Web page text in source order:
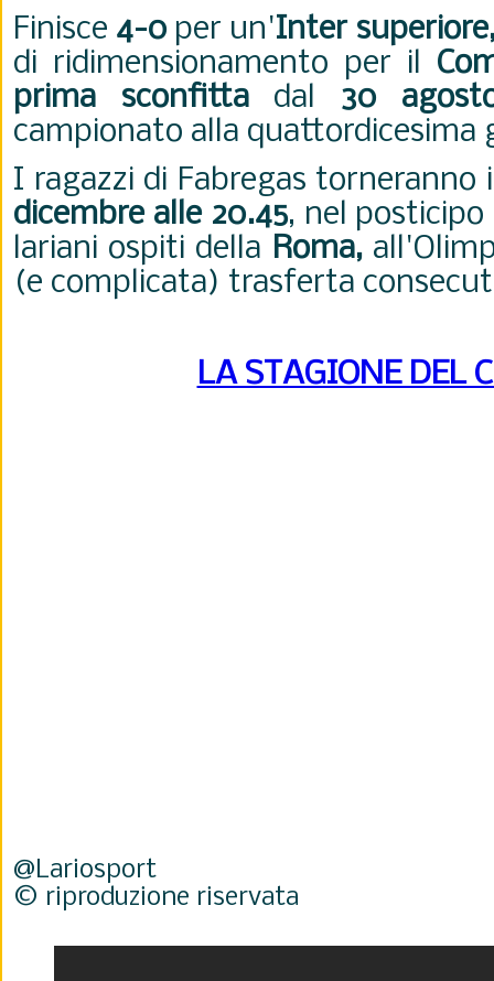
Finisce 4-0per un'Inter
di ridimensionamento per il
prima sconfittadal 30
campionato alla quattordicesima
I ragazzi di Fabregas
dicembre alle 20.45, nel posticipo
lariani ospiti della Roma,
(e complicata) trasferta
LA STAGIONE DEL
@Lariosport
© riproduzione riservata